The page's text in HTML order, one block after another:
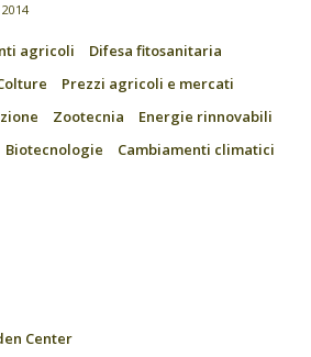
agricoli
Difesa fitosanitaria
Prezzi agricoli e mercati
Zootecnia
Energie rinnovabili
Biotecnologie
Cambiamenti climatici
Center